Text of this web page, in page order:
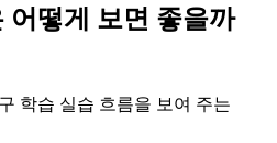
어떻게 보면 좋을까
학습 실습 흐름을 보여 주는